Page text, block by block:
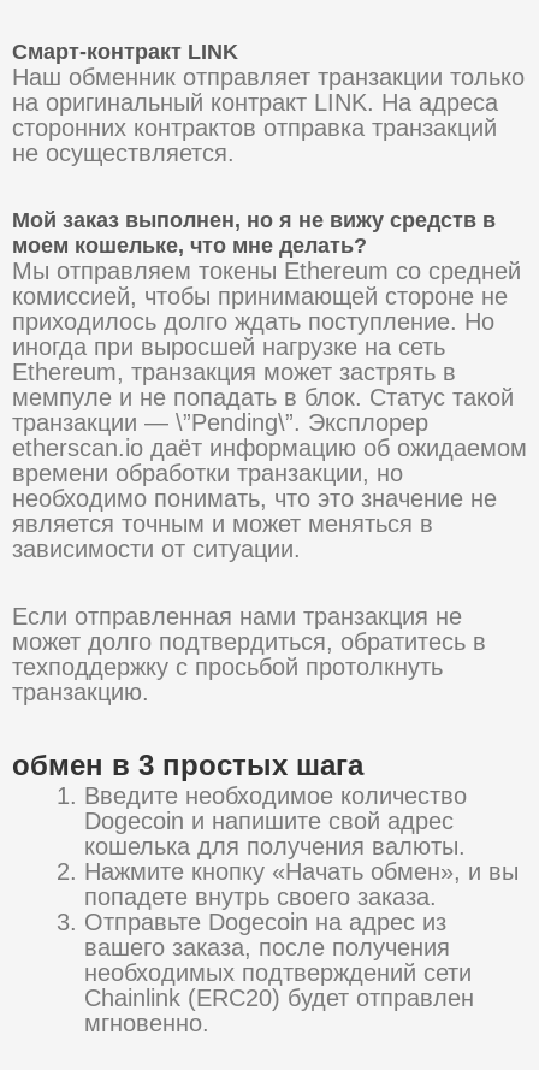
Смарт-контракт LINK
Наш обменник отправляет транзакции только
на оригинальный контракт LINK. На адреса
сторонних контрактов отправка транзакций
не осуществляется.
Мой заказ выполнен, но я не вижу средств в
моем кошельке, что мне делать?
Мы отправляем токены Ethereum со средней
комиссией, чтобы принимающей стороне не
приходилось долго ждать поступление. Но
иногда при выросшей нагрузке на сеть
Ethereum, транзакция может застрять в
мемпуле и не попадать в блок. Статус такой
транзакции — \”Pending\”. Эксплорер
etherscan.io даёт информацию об ожидаемом
времени обработки транзакции, но
необходимо понимать, что это значение не
является точным и может меняться в
зависимости от ситуации.
Если отправленная нами транзакция не
может долго подтвердиться, обратитесь в
техподдержку с просьбой протолкнуть
транзакцию.
обмен в 3 простых шага
Введите необходимое количество
Dogecoin и напишите свой адрес
кошелька для получения валюты.
Нажмите кнопку «Начать обмен», и вы
попадете внутрь своего заказа.
Отправьте Dogecoin на адрес из
вашего заказа, после получения
необходимых подтверждений сети
Chainlink (ERC20) будет отправлен
мгновенно.